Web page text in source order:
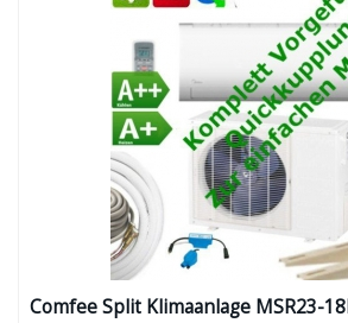
Comfee Split Klimaanlage MSR23-